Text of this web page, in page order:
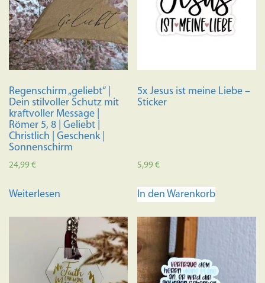
Regenschirm „geliebt“ |
Dein stilvoller Schutz mit
kraftvoller Message |
Römer 5, 8 | Geliebt |
Christlich | Geschenk |
Sonnenschirm
24,99€
Weiterlesen
5x Jesus ist meine Liebe –
Sticker
5,99€
In den Warenkorb